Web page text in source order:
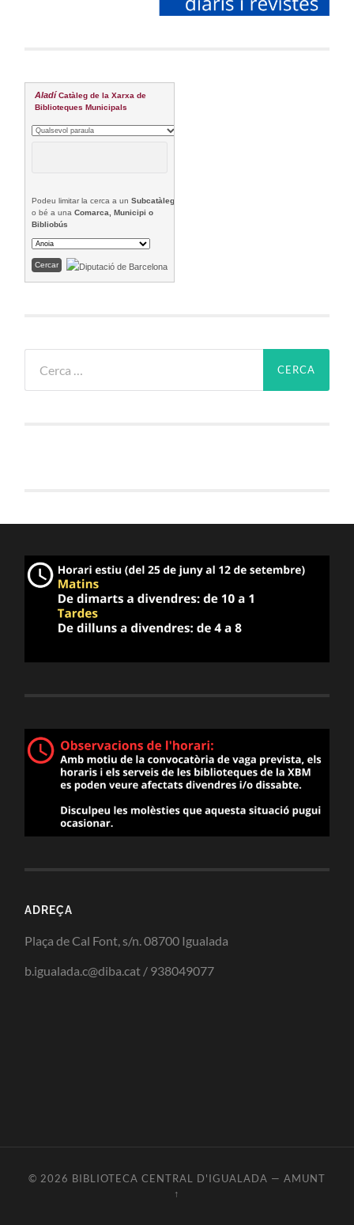
Aladí Catàleg de la Xarxa de
Biblioteques Municipals
Podeu limitar la cerca a unSubcatàleg
o bé a unaComarca, Municipi o
Bibliobús
ADREÇA
Plaça de Cal Font, s/n. 08700 Igualada
b.igualada.c@diba.cat / 938049077
© 2026 BIBLIOTECA CENTRAL D'IGUALADA — AMUNT
↑